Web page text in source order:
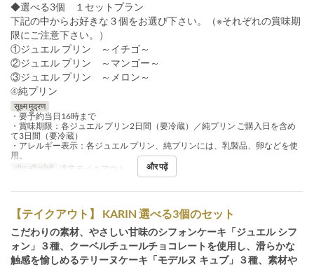
◆選べる3個 １セットプラン
下記の中からお好きな３個をお選び下さい。（※それぞれの賞味期
限にご注意下さい。）
①ジュエル プリン ～イチゴ～
②ジュエル プリン ～マンゴー～
③ジュエル プリン ～メロン～
④純プリン
सूक्ष्म मुद्रण
・要予約当日16時まで
・賞味期限：各ジュエル プリン2日間（要冷蔵）／純プリン ご購入日を含め
て3日間（要冷蔵）
・アレルギー表示：各ジュエル プリン、純プリンには、乳製品、卵などを使
用。
सीट की श्रेणी 通常テイクアウト और पढ़ें
【テイクアウト】 KARIN 選べる3個のセット
こだわりの素材、やさしい甘味のシフォンケーキ「ジュエル シフ
ォン」３種、クーベルチュールチョコレートを使用し、滑らかな
触感を愉しめるテリーヌケーキ「モデルヌ キュブ」３種、素材や